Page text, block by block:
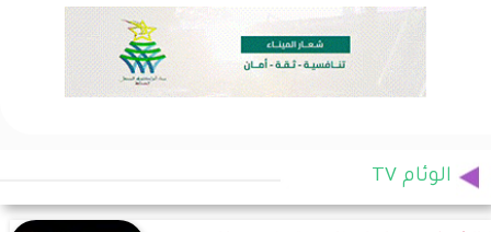
الوئام TV